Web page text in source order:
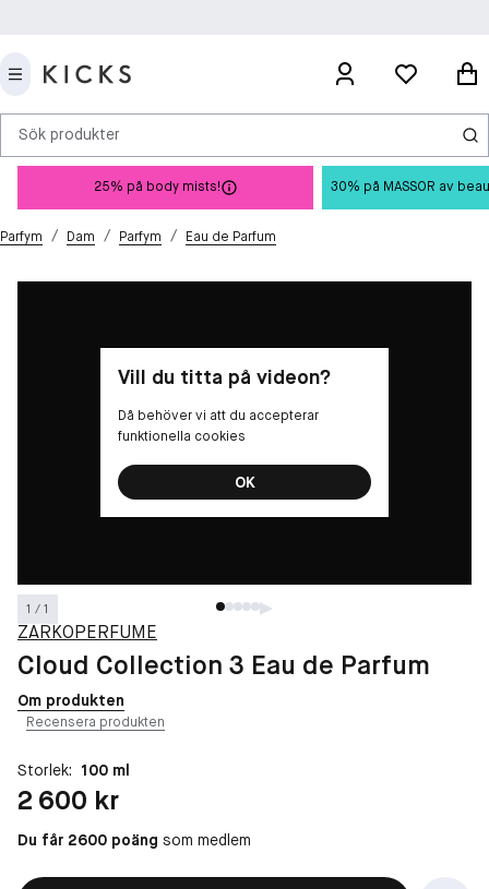
Sök produkter
25% på body mists! 30% på MASSOR av
Parfym / Dam / Parfym / Eau de Parfum
1 / 1
Vill du titta på videon?
Då behöver vi att du accepterar
funktionella cookies
OK
ZARKOPERFUME
Cloud Collection 3 Eau de Parfum
Om produkten
Recensera produkten
Storlek: 100 ml
Pris: 2 600 kr
2 600 kr
Du får 2600 poäng som medlem